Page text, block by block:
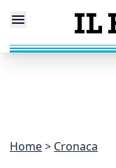
Home Cronaca